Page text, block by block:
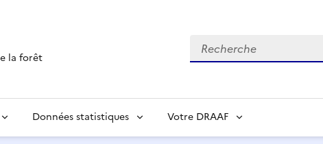
la forêt
Recherche
Données statistiques Votre DRAAF